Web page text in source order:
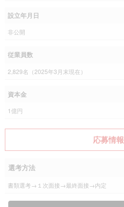
設立年月日
非公開
従業員数
2,829名（2025年3月末現在）
資本金
1億円
応募情報
選考方法
書類選考→１次面接→最終面接→内定